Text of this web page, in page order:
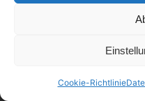
Cookie-Richtlinie